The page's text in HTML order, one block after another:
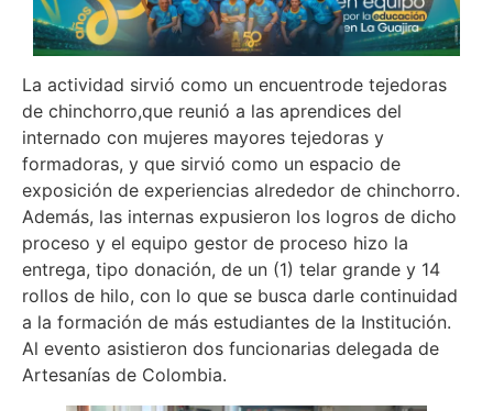
La actividad sirvió como un encuentrode tejedoras
de chinchorro,que reunió a las aprendices del
internado con mujeres mayores tejedoras y
formadoras, y que sirvió como un espacio de
exposición de experiencias alrededor de chinchorro.
Además, las internas expusieron los logros de dicho
proceso y el equipo gestor de proceso hizo la
entrega, tipo donación, de un (1) telar grande y 14
rollos de hilo, con lo que se busca darle continuidad
a la formación de más estudiantes de la Institución.
Al evento asistieron dos funcionarias delegada de
Artesanías de Colombia.